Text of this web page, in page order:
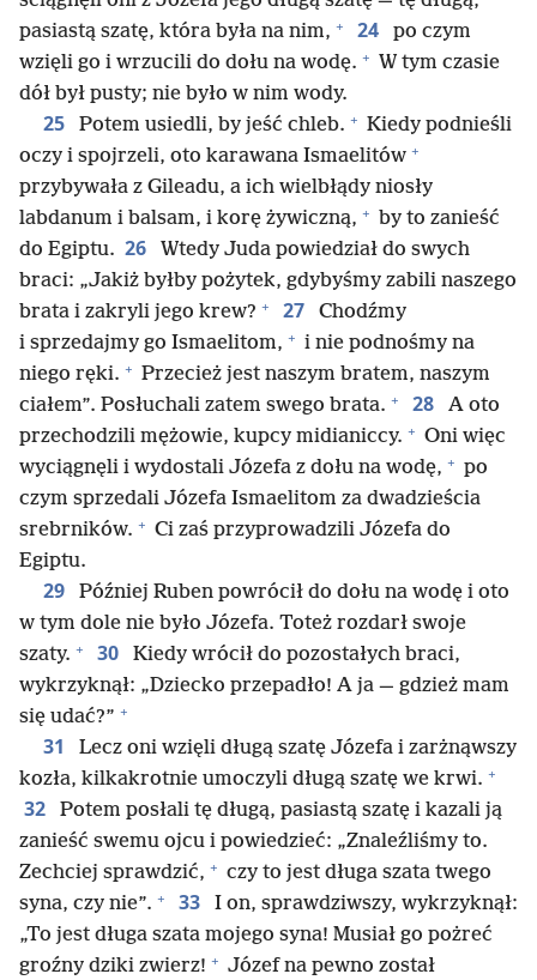
pasiastą szatę, która była na nim, + 24
po czym
wzięli go i wrzucili do dołu na wodę. + W tym czasie
dół był pusty; nie było w nim wody.
25 Potem usiedli, by jeść chleb. + Kiedy podnieśli
oczy i spojrzeli, oto karawana Ismaelitów +
przybywała z Gileadu, a ich wielbłądy niosły
labdanum i balsam, i korę żywiczną, + by to zanieść
do Egiptu. 26
Wtedy Juda powiedział do swych
braci: „Jakiż byłby pożytek, gdybyśmy zabili naszego
brata i zakryli jego krew? + 27
Chodźmy
i sprzedajmy go Ismaelitom, + i nie podnośmy na
niego ręki. + Przecież jest naszym bratem, naszym
ciałem”. Posłuchali zatem swego brata. + 28
A oto
przechodzili mężowie, kupcy midianiccy. + Oni więc
wyciągnęli i wydostali Józefa z dołu na wodę, + po
czym sprzedali Józefa Ismaelitom za dwadzieścia
srebrników. + Ci zaś przyprowadzili Józefa do
Egiptu.
29
Później Ruben powrócił do dołu na wodę i oto
w tym dole nie było Józefa. Toteż rozdarł swoje
szaty. + 30
Kiedy wrócił do pozostałych braci,
wykrzyknął: „Dziecko przepadło! A ja — gdzież mam
się udać?” +
31
Lecz oni wzięli długą szatę Józefa i zarżnąwszy
kozła, kilkakrotnie umoczyli długą szatę we krwi. +
32
Potem posłali tę długą, pasiastą szatę i kazali ją
zanieść swemu ojcu i powiedzieć: „Znaleźliśmy to.
Zechciej sprawdzić, + czy to jest długa szata twego
syna, czy nie”. + 33
I on, sprawdziwszy, wykrzyknął:
„To jest długa szata mojego syna! Musiał go pożreć
groźny dziki zwierz! + Józef na pewno został